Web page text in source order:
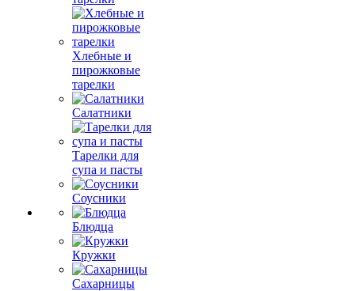
Хлебные и
пирожковые
тарелки
Салатники
Тарелки для
супа и пасты
Соусники
Блюдца
Кружки
Сахарницы